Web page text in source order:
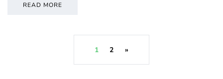
READ MORE
1 2 »